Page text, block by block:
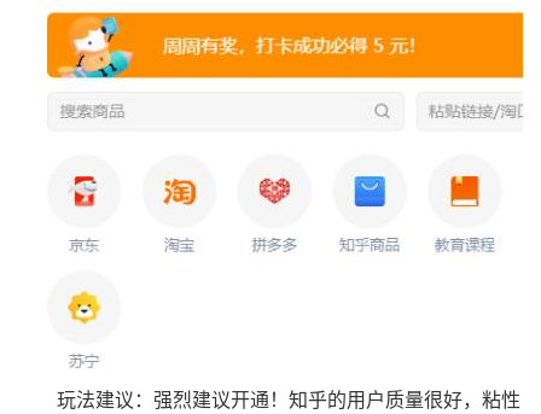
玩法建议：强烈建议开通！知乎的用户质量很好，粘性